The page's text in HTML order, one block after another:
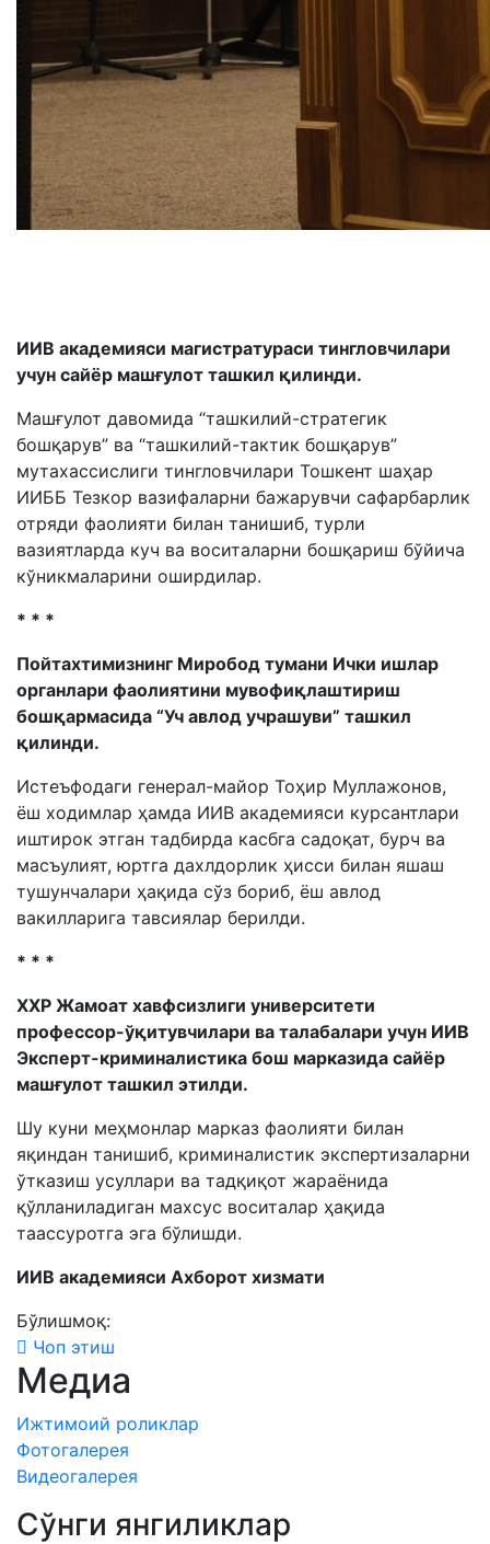
ИИВ академияси магистратураси тингловчилари
учун сайёр машғулот ташкил қилинди.
Машғулот давомида “ташкилий-стратегик
бошқарув” ва “ташкилий-тактик бошқарув”
мутахассислиги тингловчилари Тошкент шаҳар
ИИББ Тезкор вазифаларни бажарувчи сафарбарлик
отряди фаолияти билан танишиб, турли
вазиятларда куч ва воситаларни бошқариш бўйича
кўникмаларини оширдилар.
* * *
Пойтахтимизнинг Миробод тумани Ички ишлар
органлари фаолиятини мувофиқлаштириш
бошқармасида “Уч авлод учрашуви” ташкил
қилинди.
Истеъфодаги генерал-майор Тоҳир Муллажонов,
ёш ходимлар ҳамда ИИВ академияси курсантлари
иштирок этган тадбирда касбга садоқат, бурч ва
масъулият, юртга дахлдорлик ҳисси билан яшаш
тушунчалари ҳақида сўз бориб, ёш авлод
вакилларига тавсиялар берилди.
* * *
ХХР Жамоат хавфсизлиги университети
профессор-ўқитувчилари ва талабалари учун ИИВ
Эксперт-криминалистика бош марказида сайёр
машғулот ташкил этилди.
Шу куни меҳмонлар марказ фаолияти билан
яқиндан танишиб, криминалистик экспертизаларни
ўтказиш усуллари ва тадқиқот жараёнида
қўлланиладиган махсус воситалар ҳақида
таассуротга эга бўлишди.
ИИВ академияси Ахборот хизмати
Бўлишмоқ:
Чоп этиш
Медиа
Ижтимоий роликлар
Фотогалерея
Видеогалерея
Сўнги янгиликлар